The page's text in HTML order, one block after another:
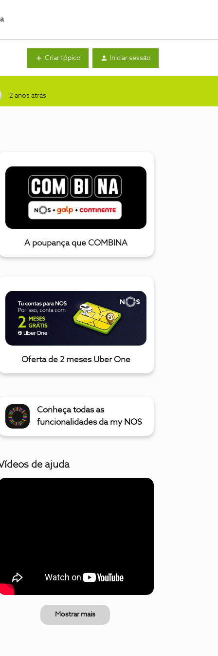
Criar tópico Iniciar sessão
2 anos atrás
A poupança que COMBINA
Oferta de 2 meses Uber One
Conheça todas as
funcionalidades da my NOS
de ajuda
Mostrar mais